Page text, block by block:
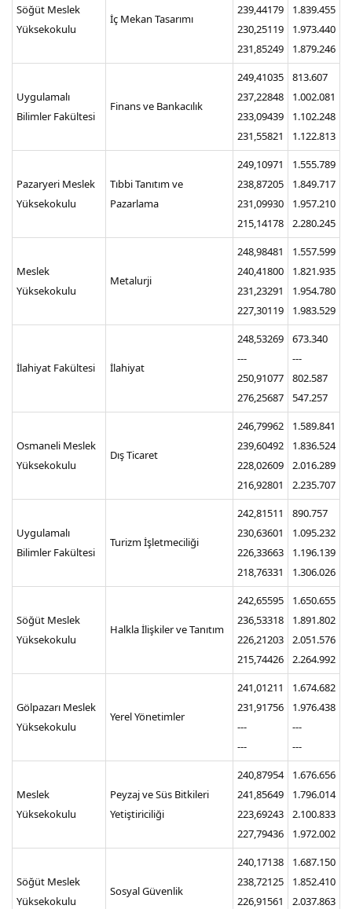
Söğüt Meslek
Yüksekokulu
İç Mekan Tasarımı
239,44179
230,25119
231,85249
1.839.455
1.973.440
1.879.246
Uygulamalı
Bilimler Fakültesi
Finans ve Bankacılık
249,41035
237,22848
233,09439
231,55821
813.607
1.002.081
1.102.248
1.122.813
Pazaryeri Meslek
Yüksekokulu
Tıbbi Tanıtım ve
Pazarlama
249,10971
238,87205
231,09930
215,14178
1.555.789
1.849.717
1.957.210
2.280.245
Meslek
Yüksekokulu
Metalurji
248,98481
240,41800
231,23291
227,30119
1.557.599
1.821.935
1.954.780
1.983.529
İlahiyat Fakültesi İlahiyat
248,53269
---
250,91077
276,25687
673.340
---
802.587
547.257
Osmaneli Meslek
Yüksekokulu
Dış Ticaret
246,79962
239,60492
228,02609
216,92801
1.589.841
1.836.524
2.016.289
2.235.707
Uygulamalı
Bilimler Fakültesi
Turizm İşletmeciliği
242,81511
230,63601
226,33663
218,76331
890.757
1.095.232
1.196.139
1.306.026
Söğüt Meslek
Yüksekokulu
Halkla İlişkiler ve Tanıtım
242,65595
236,53318
226,21203
215,74426
1.650.655
1.891.802
2.051.576
2.264.992
Gölpazarı Meslek
Yüksekokulu
Yerel Yönetimler
241,01211
231,91756
---
---
1.674.682
1.976.438
---
---
Meslek
Yüksekokulu
Peyzaj ve Süs Bitkileri
Yetiştiriciliği
240,87954
241,85649
223,69243
227,79436
1.676.656
1.796.014
2.100.833
1.972.002
Söğüt Meslek
Yüksekokulu
Sosyal Güvenlik
240,17138
238,72125
226,91561
1.687.150
1.852.410
2.037.863